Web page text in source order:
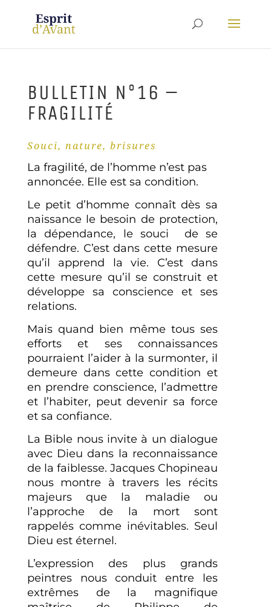
BULLETIN N°16 –
FRAGILITÉ
Souci, nature, brisures
La fragilité, de l’homme n’est pas
annoncée. Elle est sa condition.
Le petit d’homme connaît dès sa
naissance le besoin de protection,
la dépendance, le souci de se
défendre. C’est dans cette mesure
qu’il apprend la vie. C’est dans
cette mesure qu’il se construit et
développe sa conscience et ses
relations.
Mais quand bien même tous ses
efforts et ses connaissances
pourraient l’aider à la surmonter, il
demeure dans cette condition et
en prendre conscience, l’admettre
et l’habiter, peut devenir sa force
et sa confiance.
La Bible nous invite à un dialogue
avec Dieu dans la reconnaissance
de la faiblesse. Jacques Chopineau
nous montre à travers les récits
majeurs que la maladie ou
l’approche de la mort sont
rappelés comme inévitables. Seul
Dieu est éternel.
L’expression des plus grands
peintres nous conduit entre les
extrêmes de la magnifique